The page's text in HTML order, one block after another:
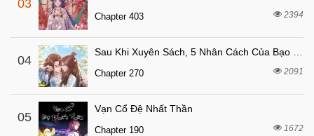
Chapter 8
Chapter 7 4 tháng trước
Chapter 6 4 tháng trước
Chapter 5
Chapter 4 4 tháng trước
Chapter 3
03
Chapter 403 2394
04
Chapter 270 2091
05
Vạn Cổ Đệ Nhất Thần
Chapter 190 1672